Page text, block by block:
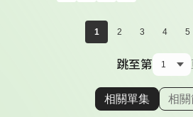
1 2 3 4 5
跳至第
顯示
相關單集 相關